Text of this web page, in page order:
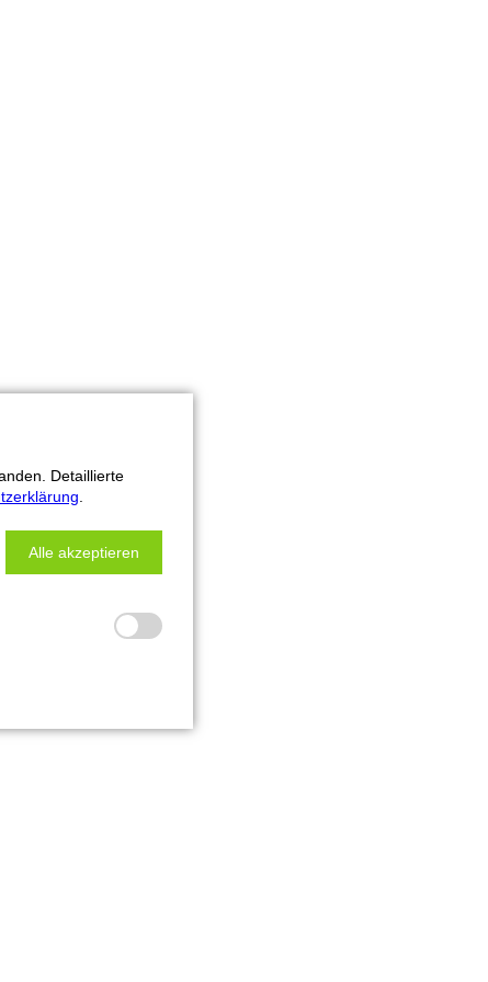
Detaillierte
.
Alle akzeptieren